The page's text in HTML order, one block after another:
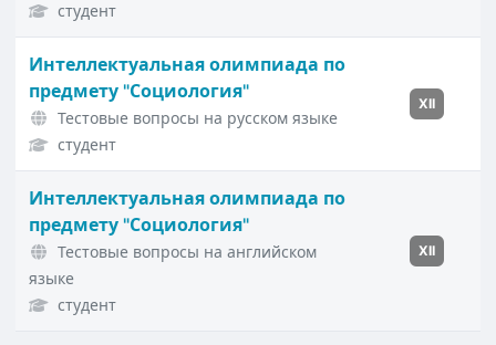
студент
Интеллектуальная олимпиада по
предмету "Социология"
Тестовые вопросы на русском языке
студент
XII
Интеллектуальная олимпиада по
предмету "Социология"
Тестовые вопросы на английском
языке
студент
XII